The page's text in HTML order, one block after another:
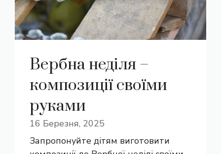
Вербна неділя –
композиції своїми
руками
16 Березня, 2025
Запропонуйте дітям виготовити